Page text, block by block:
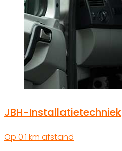
JBH-Installatietechniek
Op 0.1 km afstand